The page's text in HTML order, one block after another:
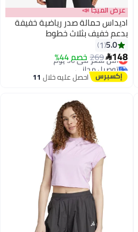
عرض الميجا 📣
اديداس حمالة صدر رياضية خفيفة
بدعم خفيف بثلاث خطوط
5.0
1
148
269 خصم 44%
أقل سعر في 30 يوم
توصيل مجاني
أقل سعر في 30 يوماحصل عليه خلال 11